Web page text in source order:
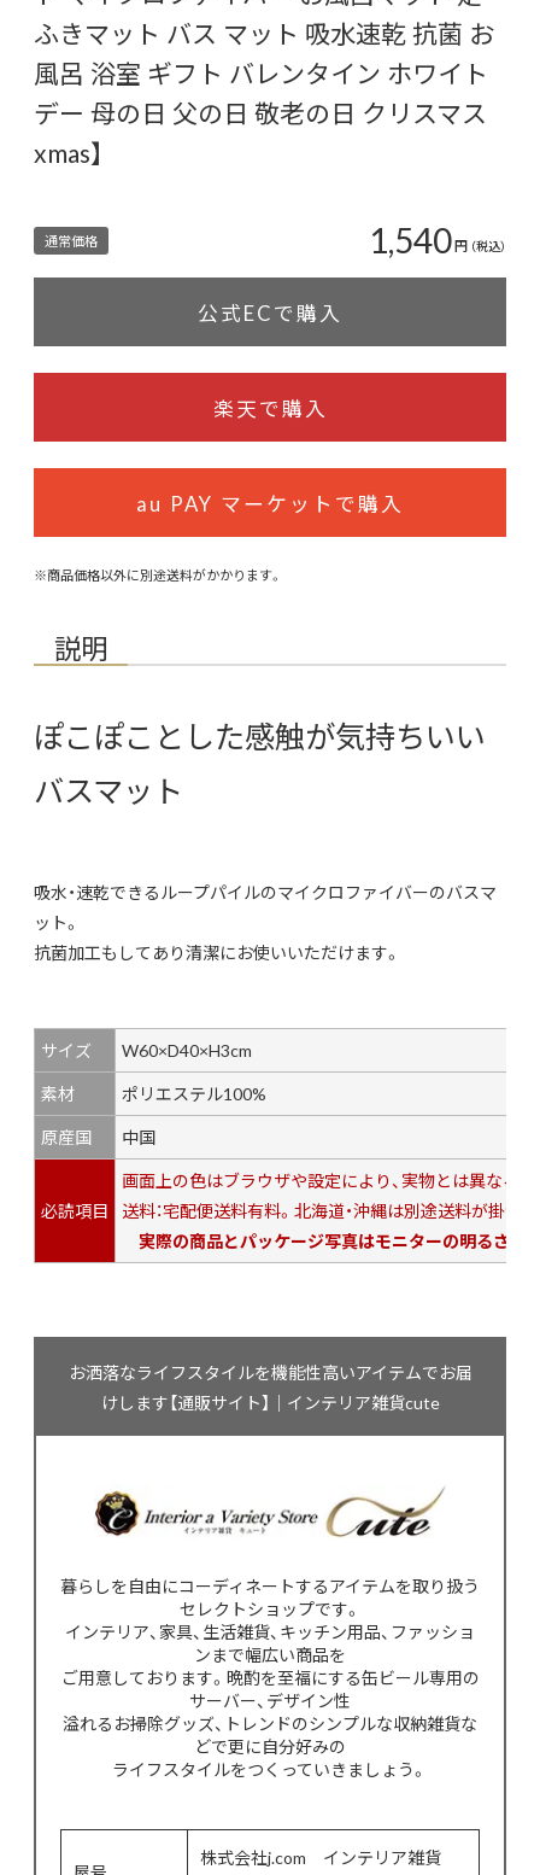
ふきマット バス マット 吸水速乾 抗菌 お
風呂 浴室 ギフト バレンタイン ホワイト
デー 母の日 父の日 敬老の日 クリスマス
xmas】
通常価格 1,540円 （税込）
公式ECで購入
楽天で購入
au PAY マーケットで購入
※商品価格以外に別途送料がかかります。
説明
ぽこぽことした感触が気持ちいい
バスマット
吸水・速乾できるループパイルのマイクロファイバーのバスマ
ット。
抗菌加工もしてあり清潔にお使いいただけます。
サイズ
W60×D40×H3cm
素材
ポリエステル100%
原産国
中国
必読項目
画面上の色はブラウザや設定により、実物とは異なる
送料：宅配便送料有料。北海道・沖縄は別途送料が掛か
実際の商品とパッケージ写真はモニターの明るさに
お洒落なライフスタイルを機能性高いアイテムでお届
けします【通販サイト】｜インテリア雑貨cute
暮らしを自由にコーディネートするアイテムを取り扱う
セレクトショップです。
インテリア、家具、生活雑貨、キッチン用品、ファッショ
ンまで幅広い商品を
ご用意しております。晩酌を至福にする缶ビール専用の
サーバー、デザイン性
溢れるお掃除グッズ、トレンドのシンプルな収納雑貨な
どで更に自分好みの
ライフスタイルをつくっていきましょう。
株式会社j.com インテリア雑貨